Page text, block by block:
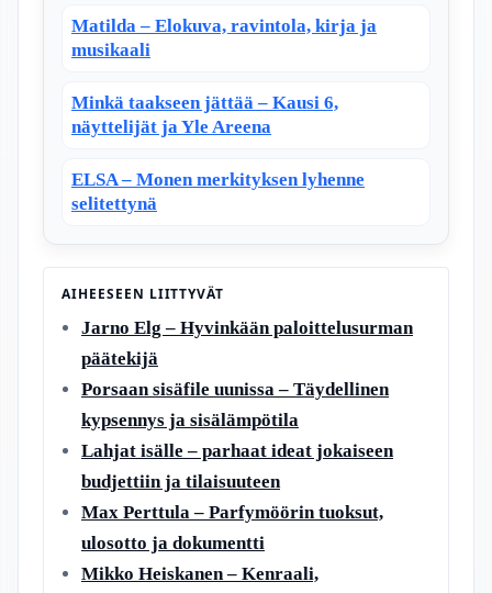
Matilda – Elokuva, ravintola, kirja ja
musikaali
Minkä taakseen jättää – Kausi 6,
näyttelijät ja Yle Areena
ELSA – Monen merkityksen lyhenne
selitettynä
AIHEESEEN LIITTYVÄT
Jarno Elg – Hyvinkään paloittelusurman
päätekijä
Porsaan sisäfile uunissa – Täydellinen
kypsennys ja sisälämpötila
Lahjat isälle – parhaat ideat jokaiseen
budjettiin ja tilaisuuteen
Max Perttula – Parfymöörin tuoksut,
ulosotto ja dokumentti
Mikko Heiskanen – Kenraali,